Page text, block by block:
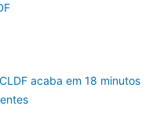
acaba em 18 minutos